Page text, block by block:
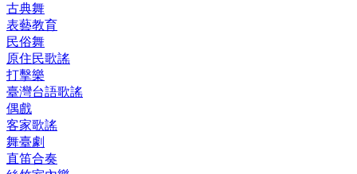
古典舞
表藝教育
民俗舞
原住民歌謠
打擊樂
臺灣台語歌謠
偶戲
客家歌謠
舞臺劇
直笛合奏